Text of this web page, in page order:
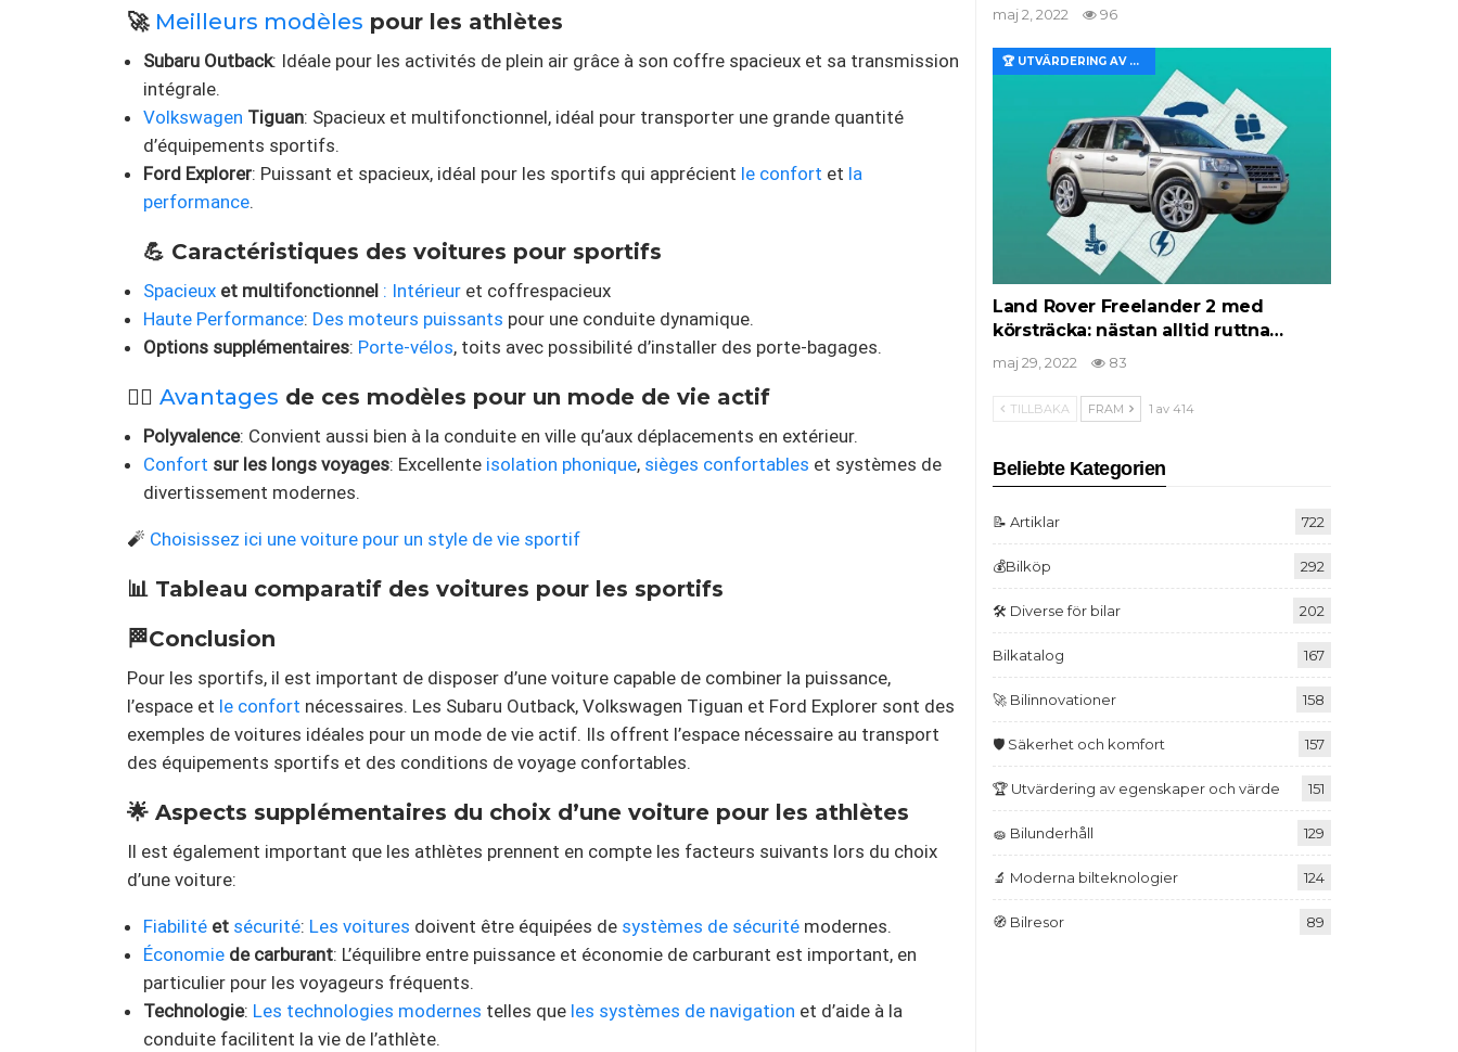
🚀 Meilleurs modèles pour les athlètes
Subaru Outback: Idéale pour les activités de plein air grâce à son coffre spacieux et sa transmission
intégrale.
Volkswagen Tiguan: Spacieux et multifonctionnel, idéal pour transporter une grande quantité
d’équipements sportifs.
Ford Explorer: Puissant et spacieux, idéal pour les sportifs qui apprécient le confort et la
performance.
💪 Caractéristiques des voitures pour sportifs
Spacieux et multifonctionnel : Intérieur et coffrespacieux
Haute Performance: Des moteurs puissants pour une conduite dynamique.
Options supplémentaires: Porte-vélos, toits avec possibilité d’installer des porte-bagages.
🚴‍♀️ Avantages de ces modèles pour un mode de vie actif
Polyvalence: Convient aussi bien à la conduite en ville qu’aux déplacements en extérieur.
Confort sur les longs voyages: Excellente isolation phonique, sièges confortables et systèmes de
divertissement modernes.
🧨 Choisissez ici une voiture pour un style de vie sportif
📊 Tableau comparatif des voitures pour les sportifs
🏁Conclusion
Pour les sportifs, il est important de disposer d’une voiture capable de combiner la puissance,
l’espace et le confort nécessaires. Les Subaru Outback, Volkswagen Tiguan et Ford Explorer sont des
exemples de voitures idéales pour un mode de vie actif. Ils offrent l’espace nécessaire au transport
des équipements sportifs et des conditions de voyage confortables.
🌟 Aspects supplémentaires du choix d’une voiture pour les athlètes
Il est également important que les athlètes prennent en compte les facteurs suivants lors du choix
d’une voiture:
Fiabilité et sécurité: Les voitures doivent être équipées de systèmes de sécurité modernes.
Économie de carburant: L’équilibre entre puissance et économie de carburant est important, en
particulier pour les voyageurs fréquents.
Technologie: Les technologies modernes telles que les systèmes de navigation et d’aide à la
conduite facilitent la vie de l’athlète.
maj 2, 2022 96
🏆 UTVÄRDERING AV EGENSKAPER OCH VÄRDE
Land Rover Freelander 2 med
körsträcka: nästan alltid ruttna…
maj 29, 2022 83
TILLBAKA FRAM 1 av 414
Beliebte Kategorien
📝 Artiklar 722
💰Bilköp 292
🛠️ Diverse för bilar 202
Bilkatalog 167
🚀 Bilinnovationer 158
🛡️ Säkerhet och komfort 157
🏆 Utvärdering av egenskaper och värde 151
🧽 Bilunderhåll 129
🔬 Moderna bilteknologier 124
🧭 Bilresor 89